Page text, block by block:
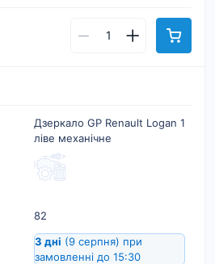
Дзеркало GP Renault Logan 1
ліве механічне
82
3 дні (9 серпня) при
замовленні до 15:30